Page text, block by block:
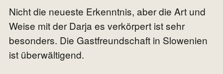
Nicht die neueste Erkenntnis, aber die Art und
Weise mit der Darja es verkörpert ist sehr
besonders. Die Gastfreundschaft in Slowenien
ist überwältigend.